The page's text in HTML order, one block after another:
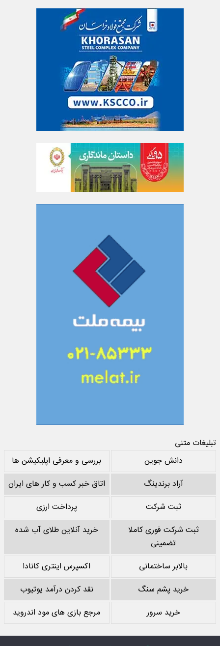
تبلیغات متنی
دانش جوین
بررسی و معرفی اپلیکیشن ها
آراد برندینگ
اتاق خبر کسب و کار های ایران
ثبت شرکت
پرداخت ارزی
ثبت شرکت فوری کاملا
تضمینی
خرید آنلاین طلای آب شده
بالابر ساختمانی
اکسپرس اینتری کانادا
خرید پشم سنگ
نقد کردن درآمد یوتیوب
خرید سرور
مرجع بازی های مود اندروید